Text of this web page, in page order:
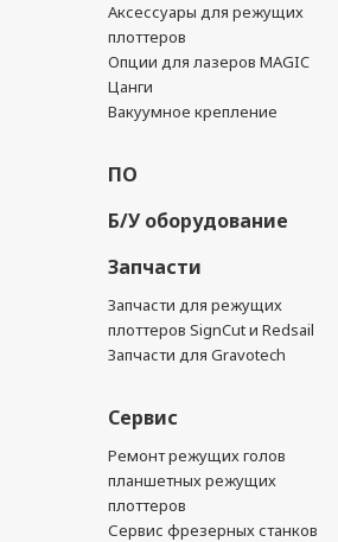
Аксессуары для режущих
плоттеров
Опции для лазеров MAGIC
Цанги
Вакуумное крепление
ПО
Б/У оборудование
Запчасти
Запчасти для режущих
плоттеров SignCut и Redsail
Запчасти для Gravotech
Сервис
Ремонт режущих голов
планшетных режущих
плоттеров
Сервис фрезерных станков